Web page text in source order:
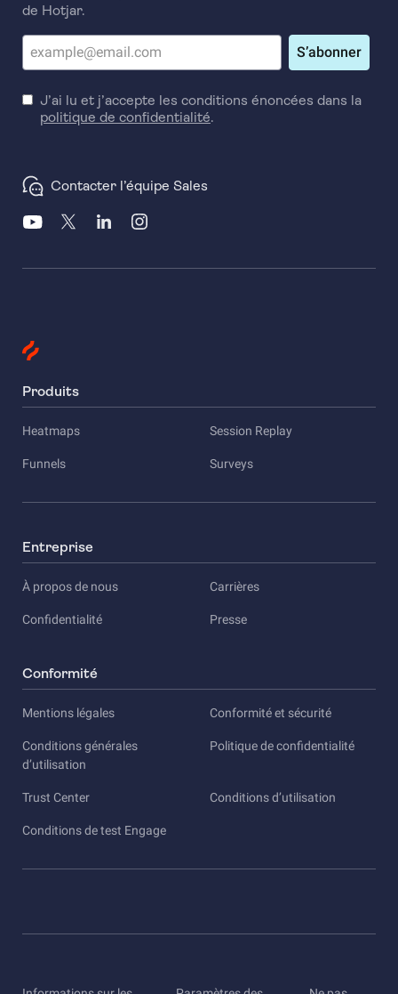
de Hotjar.
S’abonner
J’ai lu et j’accepte les conditions énoncées dans la
politique de confidentialité.
Contacter l’équipe Sales
Produits
Heatmaps Session Replay
Funnels Surveys
Entreprise
À propos de nous Carrières
Confidentialité Presse
Conformité
Mentions légales Conformité et sécurité
Conditions générales
d’utilisation
Politique de confidentialité
Trust Center Conditions d’utilisation
Conditions de test Engage